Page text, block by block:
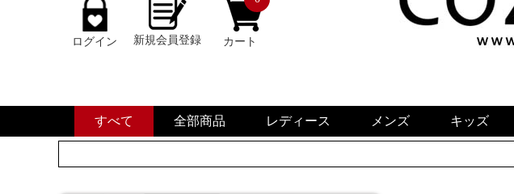
ログイン 新規会員登録 カート
すべて 全部商品 レディース メンズ キッズ